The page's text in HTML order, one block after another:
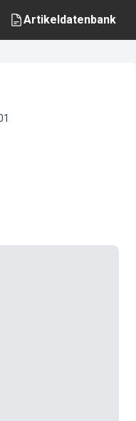
Artikeldatenbank